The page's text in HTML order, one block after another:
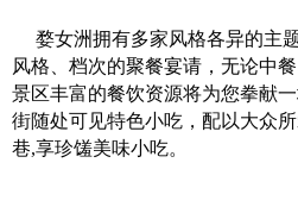
婺女洲拥有多家风格各异的主
风格、档次的聚餐宴请，无论中
景区丰富的餐饮资源将为您拳献
街随处可见特色小吃，配以大众
巷,享珍馐美味小吃。